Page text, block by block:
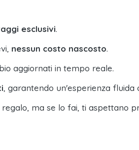
esclusivi.
nessun costo nascosto.
aggiornati in tempo reale.
, garantendo un'esperienza fluida
ma se lo fai, ti aspettano